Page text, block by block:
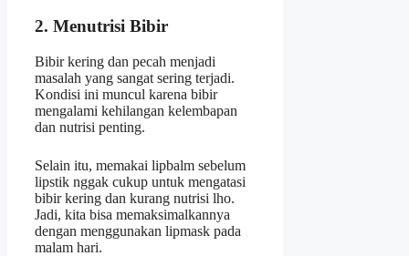
2. Menutrisi Bibir
Bibir kering dan pecah menjadi
masalah yang sangat sering terjadi.
Kondisi ini muncul karena bibir
mengalami kehilangan kelembapan
dan nutrisi penting.
Selain itu, memakai lipbalm sebelum
lipstik nggak cukup untuk mengatasi
bibir kering dan kurang nutrisi lho.
Jadi, kita bisa memaksimalkannya
dengan menggunakan lipmask pada
malam hari.